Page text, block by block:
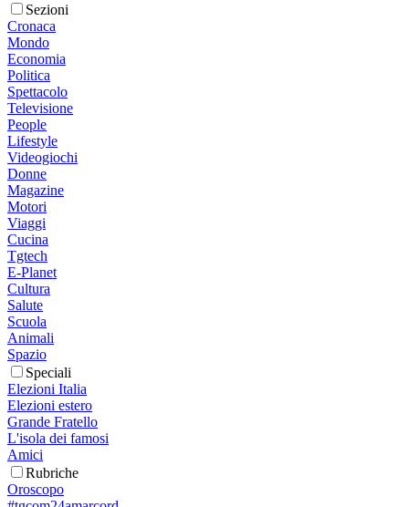
Sezioni
Cronaca
Mondo
Economia
Politica
Spettacolo
Televisione
People
Lifestyle
Videogiochi
Donne
Magazine
Motori
Viaggi
Cucina
Tgtech
E-Planet
Cultura
Salute
Scuola
Animali
Spazio
Speciali
Elezioni Italia
Elezioni estero
Grande Fratello
L'isola dei famosi
Amici
Rubriche
Oroscopo